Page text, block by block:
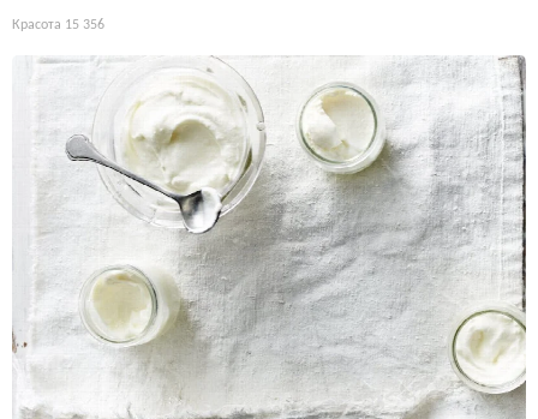
Красота 15 356